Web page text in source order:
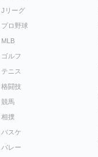
Jリーグ
プロ野球
MLB
ゴルフ
テニス
格闘技
競馬
相撲
バスケ
バレー